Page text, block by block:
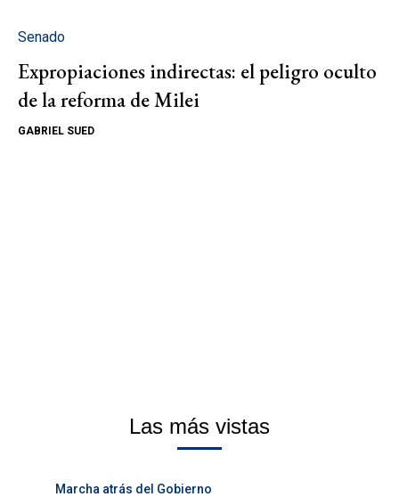
Senado
Expropiaciones indirectas: el peligro oculto
de la reforma de Milei
GABRIEL SUED
Las más vistas
Marcha atrás del Gobierno